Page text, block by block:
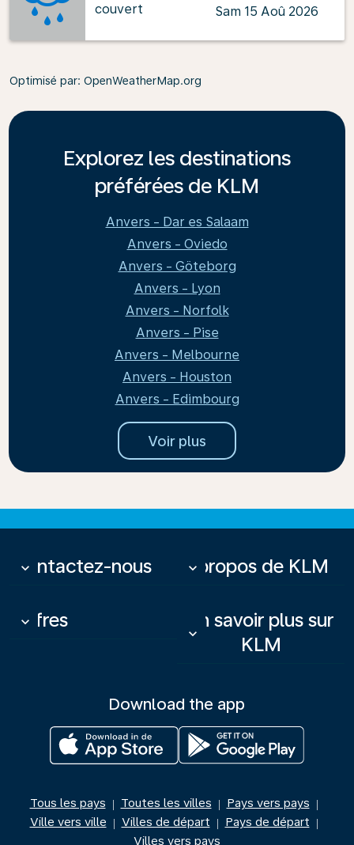
couvert
Sam 15 Aoû 2026
Optimisé par: OpenWeatherMap.org
Explorez les destinations
préférées de KLM
Anvers - Dar es Salaam
Anvers - Oviedo
Anvers - Göteborg
Anvers - Lyon
Anvers - Norfolk
Anvers - Pise
Anvers - Melbourne
Anvers - Houston
Anvers - Edimbourg
Voir plus
Contactez-nous
keyboard_arrow_down À propos de KLM
keyboard_arrow_down
Offres
keyboard_arrow_down
En savoir plus sur
KLM
keyboard_arrow_down
Download the app
Tous les pays | Toutes les villes | Pays vers pays |
Ville vers ville | Villes de départ | Pays de départ |
Villes vers pays